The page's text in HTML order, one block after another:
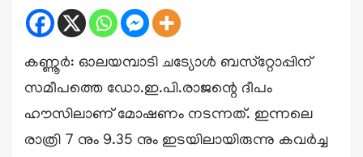
കണ്ണൂർ: ഓലയമ്പാടി ചട്യോള്‍ ബസ്‌റ്റോപ്പിന്
സമീപത്തെ ഡോ.ഇ.പി.രാജന്റെ ദീപം
ഹൗസിലാണ് മോഷണം നടന്നത്. ഇന്നലെ
രാത്രി 7 നും 9.35 നും ഇടയിലായിരുന്നു കവര്‍ച്ച